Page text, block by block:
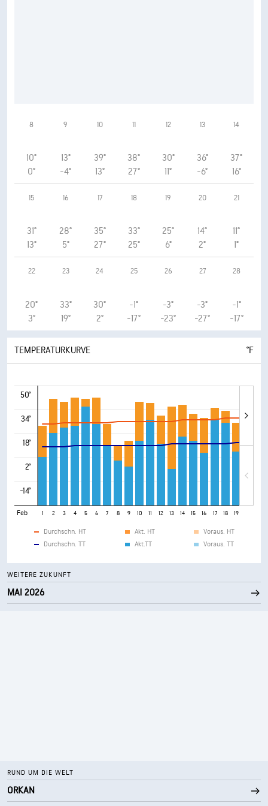
8
10°
0°
9
13°
-4°
10
39°
13°
11
38°
27°
12
30°
11°
13
36°
-6°
14
37°
16°
15
31°
13°
16
28°
5°
17
35°
27°
18
33°
25°
19
25°
6°
20
14°
2°
21
11°
1°
22
20°
3°
23
33°
19°
24
30°
2°
25
-1°
-17°
26
-3°
-23°
27
-3°
-27°
28
-1°
-17°
TEMPERATURKURVE °F
50°
34°
18°
2°
-14°
Feb 1 2 3 4 5 6 7 8 9 10 11 12 13 14 15 16 17 18 19
Durchschn. HT
Durchschn. TT
Akt. HT
Akt.TT
Voraus. HT
Voraus. TT
WEITERE ZUKUNFT
MAI 2026
RUND UM DIE WELT
ORKAN